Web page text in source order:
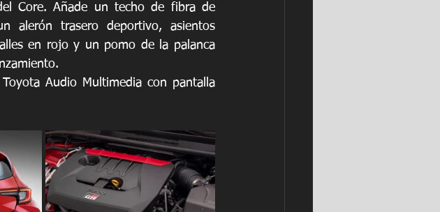
Core. Añade un techo de fibra de
alerón trasero deportivo, asientos
en rojo y un pomo de la palanca
Audio Multimedia con pantalla